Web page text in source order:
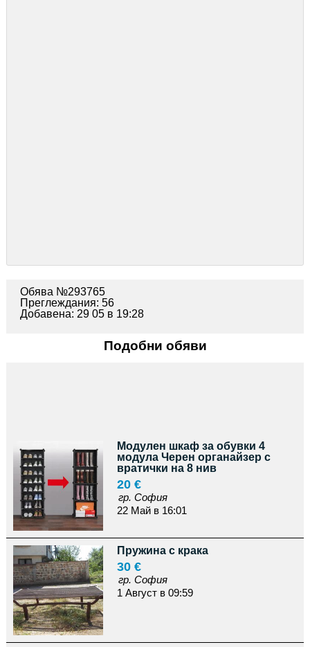
Обява №293765
Преглеждания: 56
Добавена: 29 05 в 19:28
Подобни обяви
Модулен шкаф за обувки 4
модула Черен органайзер с
вратички на 8 нив
20 €
гр. София
22 Май в 16:01
Пружина с крака
30 €
гр. София
1 Август в 09:59